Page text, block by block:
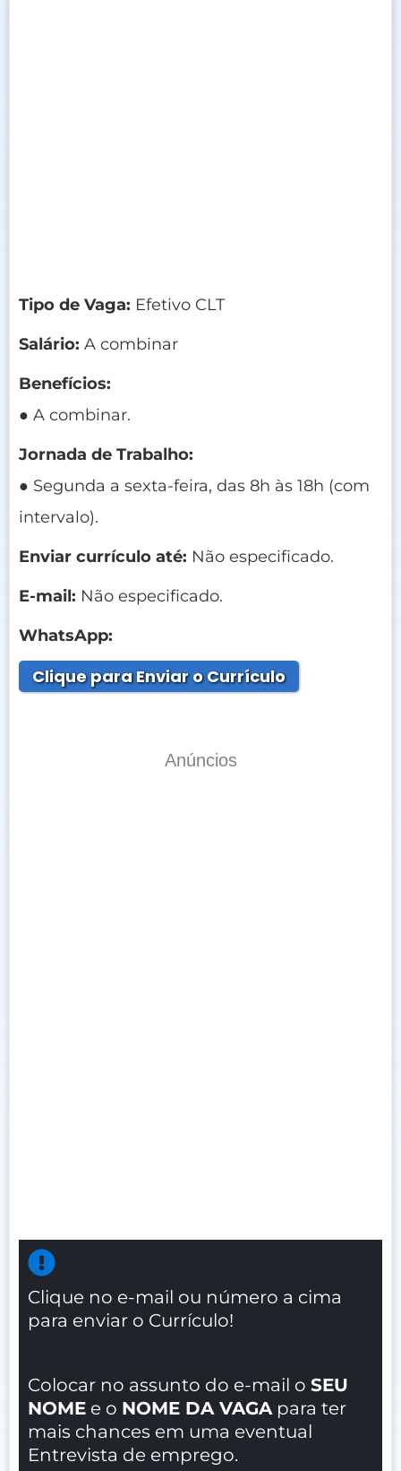
Tipo de Vaga: Efetivo CLT
Salário: A combinar
Benefícios:
● A combinar.
Jornada de Trabalho:
● Segunda a sexta-feira, das 8h às 18h (com
intervalo).
Enviar currículo até: Não especificado.
E-mail: Não especificado.
WhatsApp:
Clique para Enviar o Currículo
Anúncios
Clique no e-mail ou número a cima
para enviar o Currículo!
Colocar no assunto do e-mail o SEU
NOME e o NOME DA VAGA para ter
mais chances em uma eventual
Entrevista de emprego.